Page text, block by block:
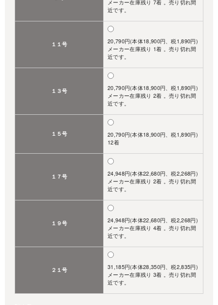
メーカー在庫残り 7着 。売り切れ間
近です。
１１号
20,790円(本体18,900円、税1,890円)
メーカー在庫残り 1着 。売り切れ間
近です。
１３号
20,790円(本体18,900円、税1,890円)
メーカー在庫残り 2着 。売り切れ間
近です。
１５号
20,790円(本体18,900円、税1,890円)
12着
１７号
24,948円(本体22,680円、税2,268円)
メーカー在庫残り 2着 。売り切れ間
近です。
１９号
24,948円(本体22,680円、税2,268円)
メーカー在庫残り 4着 。売り切れ間
近です。
２１号
31,185円(本体28,350円、税2,835円)
メーカー在庫残り 3着 。売り切れ間
近です。